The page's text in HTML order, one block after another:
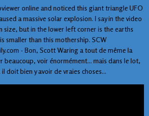
online and noticed this giant triangle UFO
a massive solar explosion. I say in the video
size, but in the lower left corner is the earths
smaller than this mothership. SCW
- Bon, Scott Waring a tout de même la
voir énormément... mais dans le lot,
il doit bien y avoir de vraies choses...